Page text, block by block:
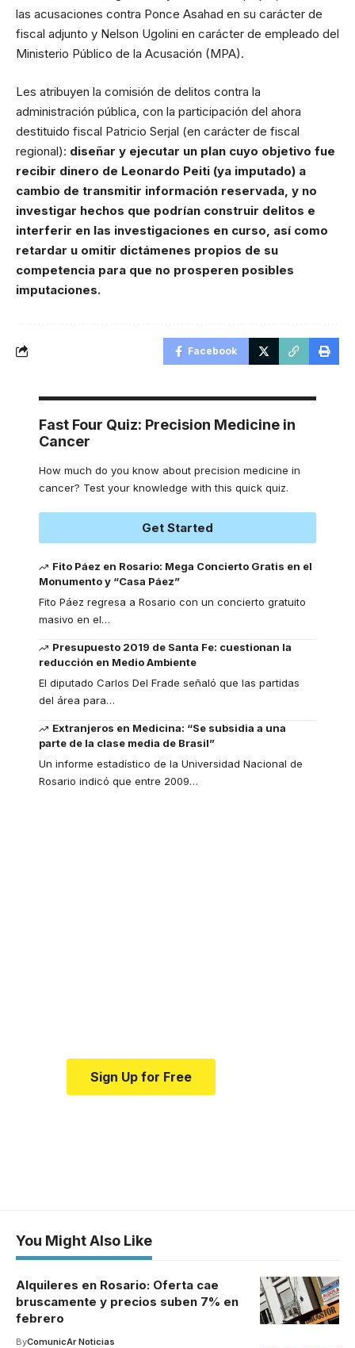
las acusaciones contra Ponce Asahad en su carácter de
fiscal adjunto y Nelson Ugolini en carácter de empleado del
Ministerio Público de la Acusación (MPA).
Les atribuyen la comisión de delitos contra la
administración pública, con la participación del ahora
destituido fiscal Patricio Serjal (en carácter de fiscal
regional): diseñar y ejecutar un plan cuyo objetivo fue
recibir dinero de Leonardo Peiti (ya imputado) a
cambio de transmitir información reservada, y no
investigar hechos que podrían construir delitos e
interferir en las investigaciones en curso, así como
retardar u omitir dictámenes propios de su
competencia para que no prosperen posibles
imputaciones.
Facebook
Fast Four Quiz: Precision Medicine in
Cancer
How much do you know about precision medicine in
cancer? Test your knowledge with this quick quiz.
Get Started
Fito Páez en Rosario: Mega Concierto Gratis en el
Monumento y “Casa Páez”
Fito Páez regresa a Rosario con un concierto gratuito
masivo en el…
Presupuesto 2019 de Santa Fe: cuestionan la
reducción en Medio Ambiente
El diputado Carlos Del Frade señaló que las partidas
del área para…
Extranjeros en Medicina: “Se subsidia a una
parte de la clase media de Brasil”
Un informe estadístico de la Universidad Nacional de
Rosario indicó que entre 2009…
Sign Up for Free
You Might Also Like
Alquileres en Rosario: Oferta cae
bruscamente y precios suben 7% en
febrero
ByComunicAr Noticias